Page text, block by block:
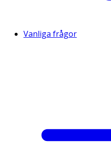
Vanliga frågor